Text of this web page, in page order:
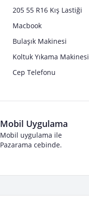
205 55 R16 Kış Lastiği
Macbook
Bulaşık Makinesi
Koltuk Yıkama Makinesi
Cep Telefonu
Mobil Uygulama
Mobil uygulama ile
Pazarama cebinde.